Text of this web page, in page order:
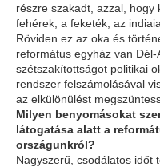
részre szakadt, azzal, hogy
fehérek, a feketék, az
Röviden ez az oka és
református egyház van
szétszakítottságot politikai
rendszer felszámolásával
az elkülönülést
Milyen benyomásokat
látogatása alatt a
országunkról?
Nagyszerű, csodálatos időt